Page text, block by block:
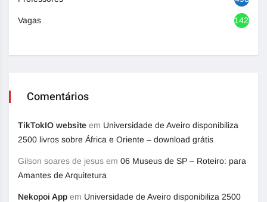
Vagas 1420
Comentários
TikTokIO website em Universidade de Aveiro disponibiliza
2500 livros sobre África e Oriente – download grátis
Gilson soares de jesus em 06 Museus de SP – Roteiro: para
Amantes de Arquitetura
Nekopoi App em Universidade de Aveiro disponibiliza 2500